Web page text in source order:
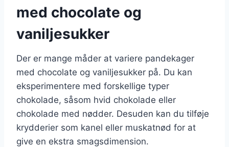
med chocolate og
vaniljesukker
Der er mange måder at variere pandekager
med chocolate og vaniljesukker på. Du kan
eksperimentere med forskellige typer
chokolade, såsom hvid chokolade eller
chokolade med nødder. Desuden kan du tilføje
krydderier som kanel eller muskatnød for at
give en ekstra smagsdimension.